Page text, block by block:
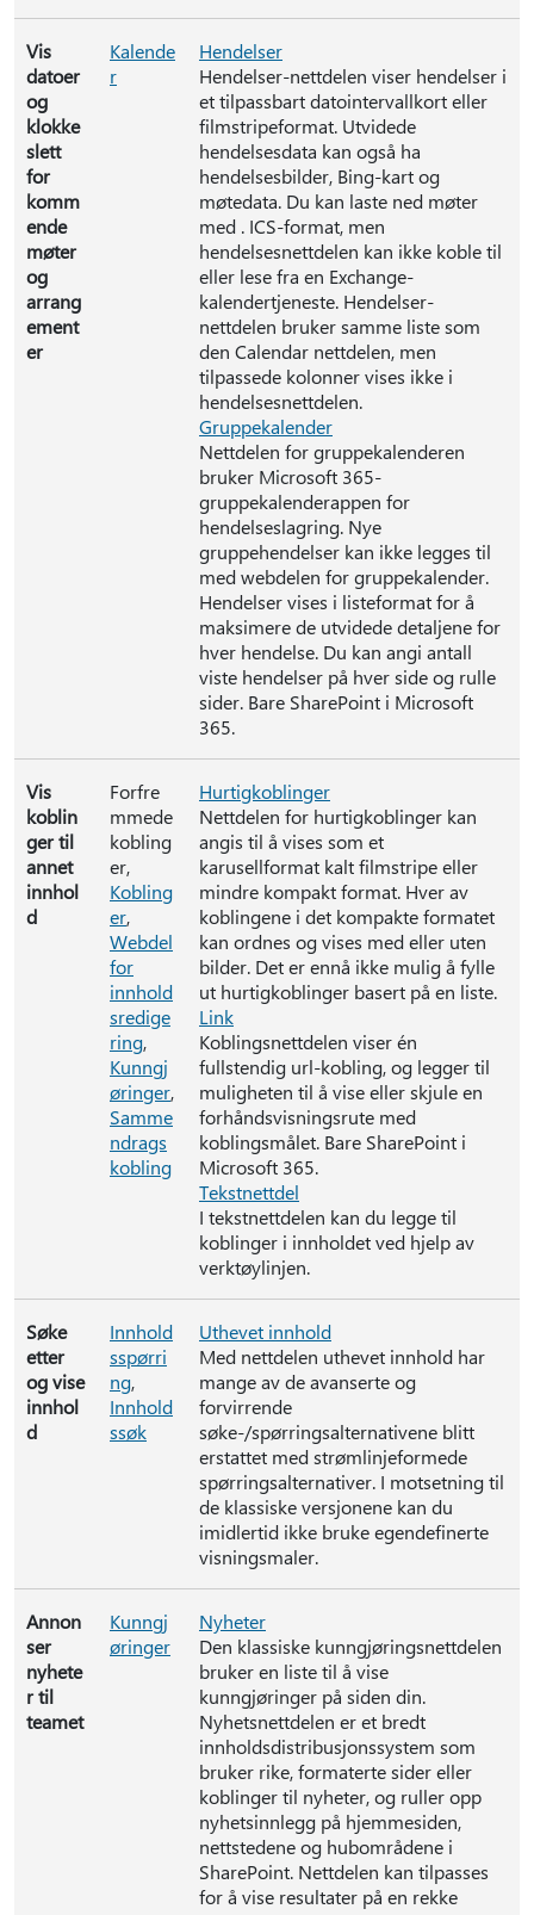
Vis
datoer
og
klokke
slett
for
komm
ende
møter
og
arrang
ement
er
Kalende
r
Hendelser
Hendelser-nettdelen viser hendelser i
et tilpassbart datointervallkort eller
filmstripeformat. Utvidede
hendelsesdata kan også ha
hendelsesbilder, Bing-kart og
møtedata. Du kan laste ned møter
med . ICS-format, men
hendelsesnettdelen kan ikke koble til
eller lese fra en Exchange-
kalendertjeneste. Hendelser-
nettdelen bruker samme liste som
den Calendar nettdelen, men
tilpassede kolonner vises ikke i
hendelsesnettdelen.
Gruppekalender
Nettdelen for gruppekalenderen
bruker Microsoft 365-
gruppekalenderappen for
hendelseslagring. Nye
gruppehendelser kan ikke legges til
med webdelen for gruppekalender.
Hendelser vises i listeformat for å
maksimere de utvidede detaljene for
hver hendelse. Du kan angi antall
viste hendelser på hver side og rulle
sider. Bare SharePoint i Microsoft
365.
Vis
koblin
ger til
annet
innhol
d
Forfre
mmede
kobling
er,
Kobling
er,
Webdel
for
innhold
sredige
ring,
Kunngj
øringer,
Samme
ndrags
kobling
Hurtigkoblinger
Nettdelen for hurtigkoblinger kan
angis til å vises som et
karusellformat kalt filmstripe eller
mindre kompakt format. Hver av
koblingene i det kompakte formatet
kan ordnes og vises med eller uten
bilder. Det er ennå ikke mulig å fylle
ut hurtigkoblinger basert på en liste.
Link
Koblingsnettdelen viser én
fullstendig url-kobling, og legger til
muligheten til å vise eller skjule en
forhåndsvisningsrute med
koblingsmålet. Bare SharePoint i
Microsoft 365.
Tekstnettdel
I tekstnettdelen kan du legge til
koblinger i innholdet ved hjelp av
verktøylinjen.
Søke
etter
og vise
innhol
d
Innhold
sspørri
ng,
Innhold
ssøk
Uthevet innhold
Med nettdelen uthevet innhold har
mange av de avanserte og
forvirrende
søke-/spørringsalternativene blitt
erstattet med strømlinjeformede
spørringsalternativer. I motsetning til
de klassiske versjonene kan du
imidlertid ikke bruke egendefinerte
visningsmaler.
Annon
ser
nyhete
r til
teamet
Kunngj
øringer
Nyheter
Den klassiske kunngjøringsnettdelen
bruker en liste til å vise
kunngjøringer på siden din.
Nyhetsnettdelen er et bredt
innholdsdistribusjonssystem som
bruker rike, formaterte sider eller
koblinger til nyheter, og ruller opp
nyhetsinnlegg på hjemmesiden,
nettstedene og hubområdene i
SharePoint. Nettdelen kan tilpasses
for å vise resultater på en rekke